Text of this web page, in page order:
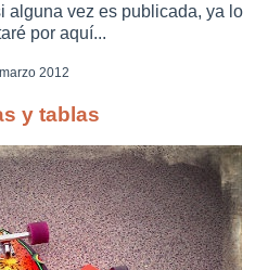
alguna vez es publicada, ya lo
por aquí...
2012
y tablas